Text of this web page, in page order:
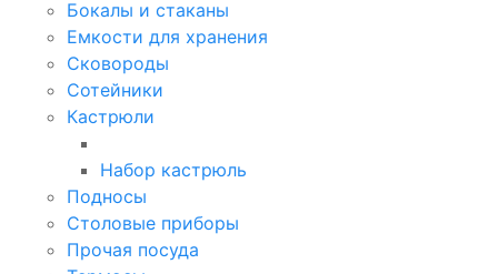
Бокалы и стаканы
Емкости для хранения
Сковороды
Сотейники
Кастрюли
Набор кастрюль
Подносы
Столовые приборы
Прочая посуда